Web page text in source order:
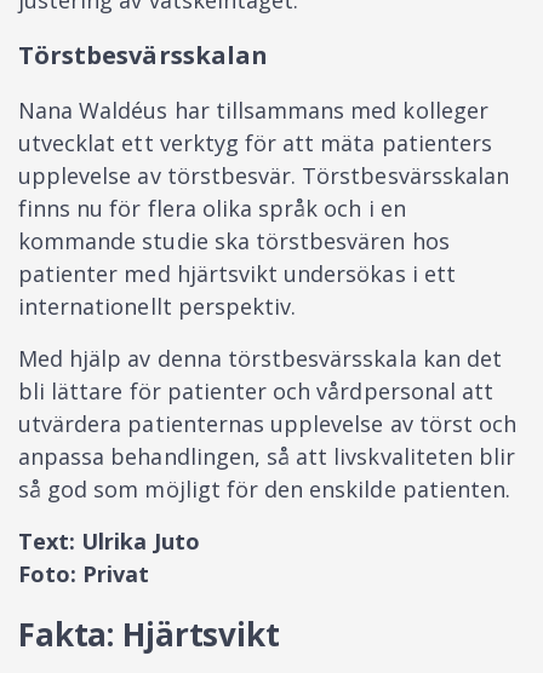
Törstbesvärsskalan
Nana Waldéus har tillsammans med kolleger
utvecklat ett verktyg för att mäta patienters
upplevelse av törstbesvär. Törstbesvärsskalan
finns nu för flera olika språk och i en
kommande studie ska törstbesvären hos
patienter med hjärtsvikt undersökas i ett
internationellt perspektiv.
Med hjälp av denna törstbesvärsskala kan det
bli lättare för patienter och vårdpersonal att
utvärdera patienternas upplevelse av törst och
anpassa behandlingen, så att livskvaliteten blir
så god som möjligt för den enskilde patienten.
Text: Ulrika Juto
Foto: Privat
Fakta: Hjärtsvikt